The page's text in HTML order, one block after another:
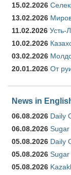
15.02.2026
13.02.2026
11.02.2026 Усть-
10.02.2026
03.02.2026
20.01.2026 От
News in
06.08.2026 Daily
06.08.2026 Sugar
05.08.2026 Daily
05.08.2026 Sugar
05.08.2026